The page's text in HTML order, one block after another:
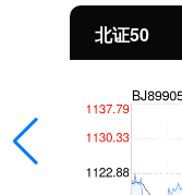
北证50